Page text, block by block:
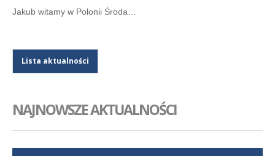
Jakub witamy w Polonii Środa…
Lista aktualności
NAJNOWSZE AKTUALNOŚCI